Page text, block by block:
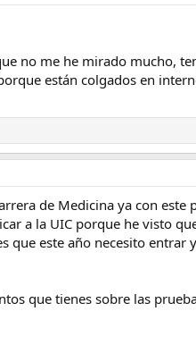
no me he mirado mucho,
están colgados en
de Medicina ya con
a la UIC porque he visto
este año necesito
que tienes sobre las